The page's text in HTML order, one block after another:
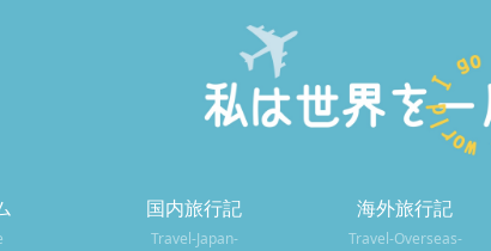
国内旅行記
Travel-Japan-
海外旅行記
Travel-Overseas-